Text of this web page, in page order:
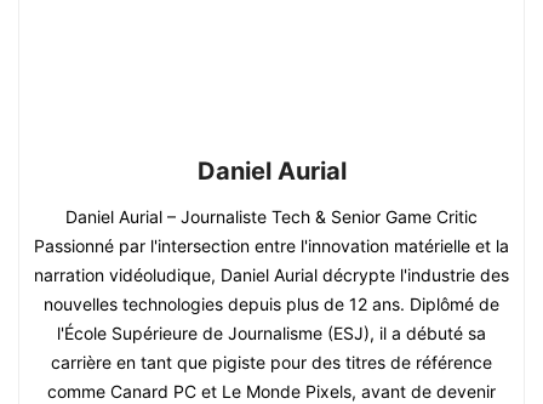
Daniel Aurial
Daniel Aurial – Journaliste Tech & Senior Game Critic
Passionné par l'intersection entre l'innovation matérielle et la
narration vidéoludique, Daniel Aurial décrypte l'industrie des
nouvelles technologies depuis plus de 12 ans. Diplômé de
l'École Supérieure de Journalisme (ESJ), il a débuté sa
carrière en tant que pigiste pour des titres de référence
comme Canard PC et Le Monde Pixels, avant de devenir